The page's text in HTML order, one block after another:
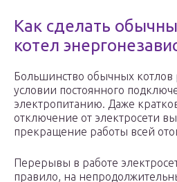
Как сделать
котел
Большинство обычных котлов
условии постоянного
электропитанию. Даже
отключение от электросети
прекращение работы всей
Перерывы в работе
правило, на